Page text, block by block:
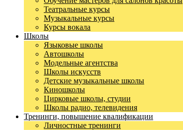
Театральные курсы
Музыкальные курсы
Курсы вокала
Школы
Языковые школы
Автошколы
Модельные агентства
Школы искусств
Детские музыкальные школы
Киношколы
Цирковые школы, студии
Школы радио, телевидения
Тренинги, повышение квалификации
Личностные тренинги